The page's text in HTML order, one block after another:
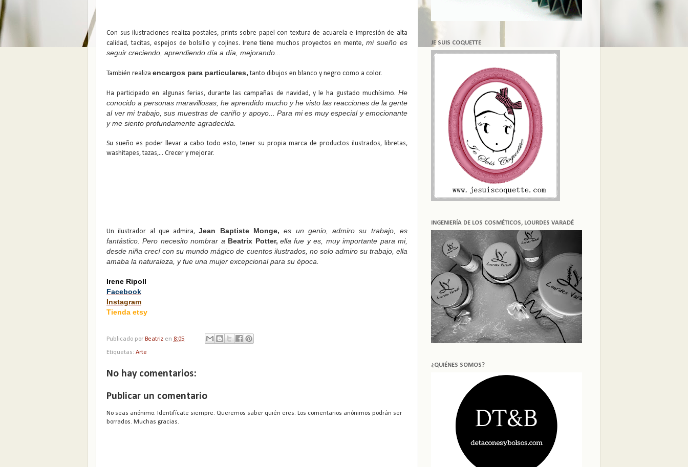
Con sus ilustraciones realiza postales, prints sobre papel con textura de acuarela e impresión de alta
calidad, tacitas, espejos de bolsillo y cojines. Irene tiene muchos proyectos en mente,mi sueño es
seguir creciendo, aprendiendo día a día, mejorando...
También realiza encargos para particulares, tanto dibujos en blanco y negro como a color.
Ha participado en algunas ferias, durante las campañas de navidad, y le ha gustado muchísimo. He
conocido a personas maravillosas, he aprendido mucho y he visto las reacciones de la gente
al ver mi trabajo, sus muestras de cariño y apoyo... Para mi es muy especial y emocionante
y me siento profundamente agradecida.
Su sueño es poder llevar a cabo todo esto, tener su propia marca de productos ilustrados, libretas,
washitapes, tazas,... Crecer y mejorar.
Un ilustrador al que admira,Jean Baptiste Monge, es un genio, admiro su trabajo, es
fantástico. Pero necesito nombrar a Beatrix Potter, ella fue y es, muy importante para mi,
desde niña crecí con su mundo mágico de cuentos ilustrados, no solo admiro su trabajo, ella
amaba la naturaleza, y fue una mujer excepcional para su época.
Irene Ripoll
Facebook
Instagram
Tienda etsy
Publicado por Beatriz en 8:05
Etiquetas: Arte
No hay comentarios:
Publicar un comentario
No seas anónimo. Identifícate siempre. Queremos saber quién eres. Los comentarios anónimos podrán ser
borrados. Muchas gracias.
JE SUIS COQUETTE
INGENIERÍA DE LOS COSMÉTICOS, LOURDES VARADÉ
¿QUIÉNES SOMOS?